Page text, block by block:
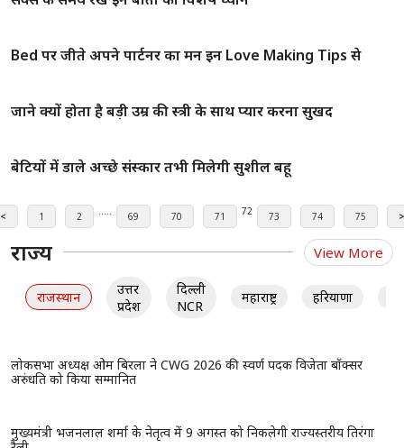
अपने पार्टनर को इन तरीको से जाने की वह बुद्धिमान है या नही